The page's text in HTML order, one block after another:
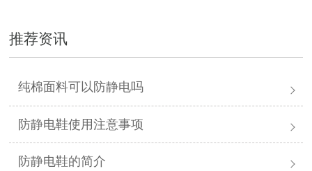
推荐资讯
纯棉面料可以防静电吗
防静电鞋使用注意事项
防静电鞋的简介